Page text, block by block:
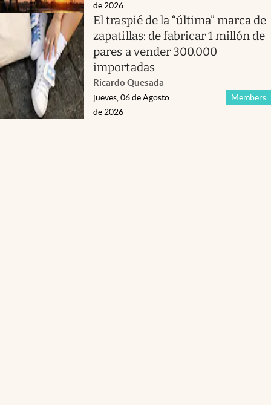
de 2026
El traspié de la “última” marca de
zapatillas: de fabricar 1 millón de
pares a vender 300.000
importadas
Ricardo Quesada
Members
jueves, 06 de Agosto
de 2026